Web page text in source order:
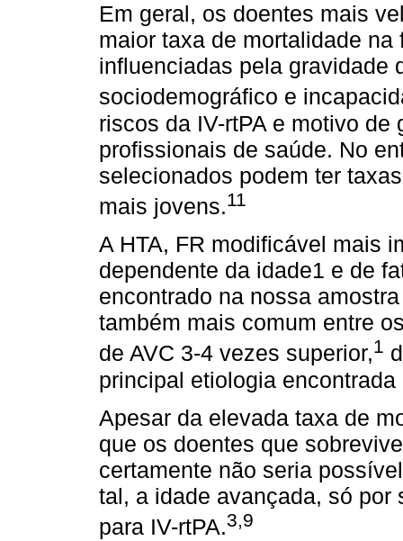
Em geral, os doentes mais
maior taxa de mortalidade
influenciadas pela gravidade
sociodemográfico e
riscos da IV-rtPA e motivo
profissionais de saúde. No
selecionados podem ter
mais jovens.11
A HTA, FR modificável mais
dependente da idade1 e de
encontrado na nossa
também mais comum entre
de AVC 3-4 vezes superior,1
principal etiologia
Apesar da elevada taxa de
que os doentes que
certamente não seria
tal, a idade avançada, só por
para IV-rtPA.3,9